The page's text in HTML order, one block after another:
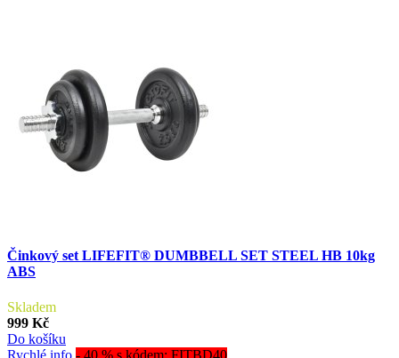
Činkový set LIFEFIT® DUMBBELL SET STEEL HB 10kg
ABS
Skladem
999 Kč
Do košíku
Rychlé info - 40 % s kódem: FITBD40